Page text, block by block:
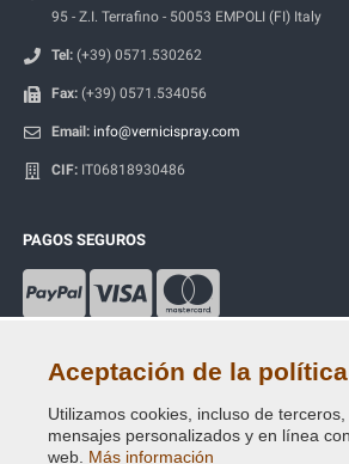
95 - Z.I. Terrafino - 50053 EMPOLI (FI) Italy
Tel: (+39) 0571.530262
Fax: (+39) 0571.534056
Email: info@vernicispray.com
CIF: IT06818930486
PAGOS SEGUROS
Copyright © 2014 - 2026. All Rights Reserved.
Visitantes En Línea: 424
Aceptación de la
Utilizamos cookies, incluso de
mensajes personalizados y en línea
web. Más información